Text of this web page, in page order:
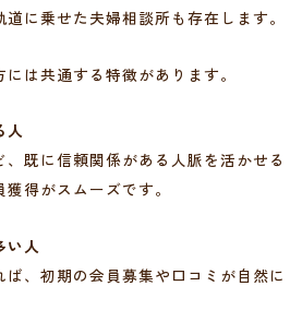
に乗せた夫婦相談所も存在します。
は共通する特徴があります。
人
既に信頼関係がある人脈を活かせる
得がスムーズです。
い人
、初期の会員募集や口コミが自然に